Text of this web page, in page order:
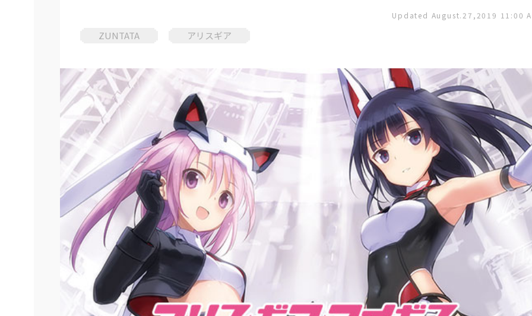
Updated August.27,2019 11:00
ZUNTATA アリスギア